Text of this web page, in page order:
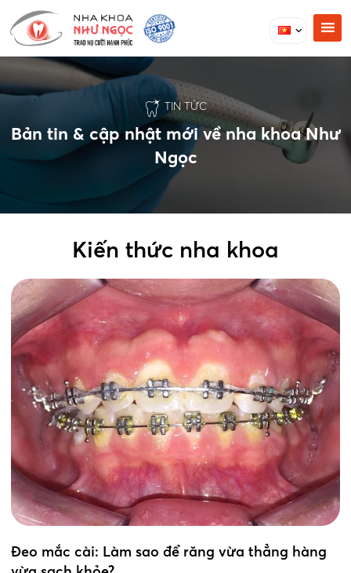
TIN TỨC
Bản tin & cập nhật mới về nha khoa Như
Ngọc
Kiến thức nha khoa
Đeo mắc cài: Làm sao để răng vừa thẳng hàng